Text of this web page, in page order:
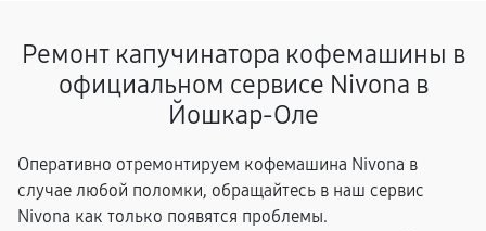
Ремонт капучинатора кофемашины в
официальном сервисе Nivona в
Йошкар-Оле
Оперативно отремонтируем кофемашина Nivona в
случае любой поломки, обращайтесь в наш сервис
Nivona как только появятся проблемы.